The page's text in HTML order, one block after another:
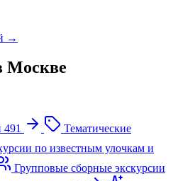
→
Москве
491
Тематические
по известным улочкам и
Групповые сборные экскурсии